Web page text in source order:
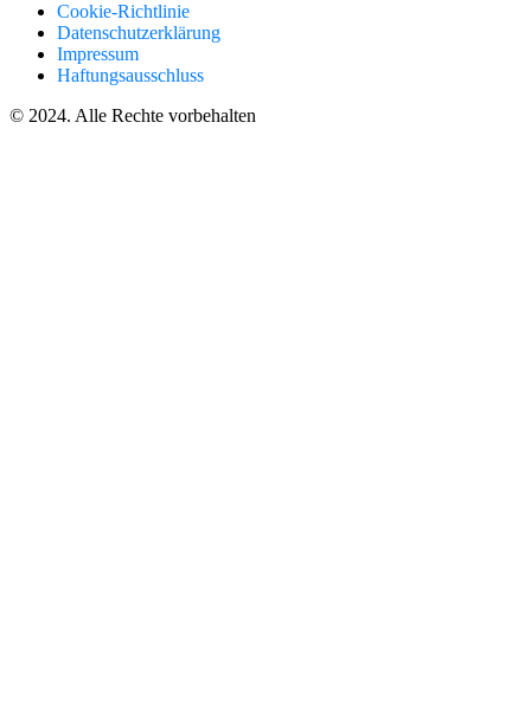
Cookie-Richtlinie
Datenschutzerklärung
Impressum
Haftungsausschluss
© 2024. Alle Rechte vorbehalten